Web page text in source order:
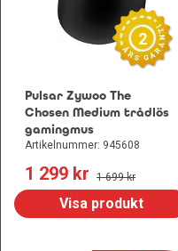
2
Pulsar Zywoo The
Chosen Medium trådlös
gamingmus
Artikelnummer: 945608
1 299 kr 1 699 kr
Visa produkt